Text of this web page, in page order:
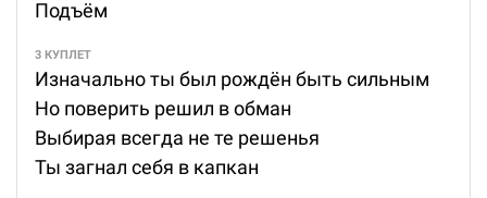
Подъём
3 КУПЛЕТ
Изначально ты был рождён быть сильным
Но поверить решил в обман
Выбирая всегда не те решенья
Ты загнал себя в капкан